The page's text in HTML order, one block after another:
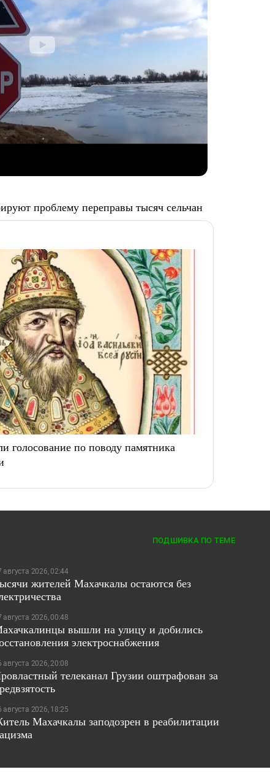
проблему переправы тысяч сельчан
голосование по поводу памятника
ПОДШИВКА ПО ТЕМЕ
августа 2026, 02:44
жителей Махачкалы остаются без
августа 2026, 00:48
вышли на улицу и добились
электроснабжения
августа 2026, 20:08
телеканал Грузии оштрафован за
августа 2026, 18:25
Махачкалы заподозрен в реабилитации